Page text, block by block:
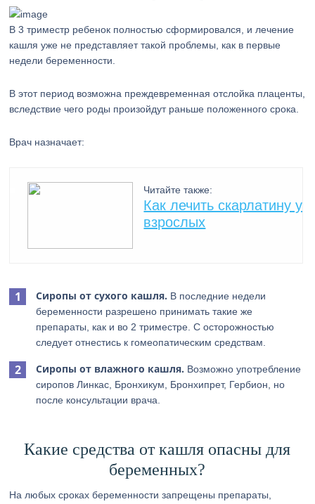
В 3 триместр ребенок полностью сформировался, и лечение
кашля уже не представляет такой проблемы, как в первые
недели беременности.
В этот период возможна преждевременная отслойка плаценты,
вследствие чего роды произойдут раньше положенного срока.
Врач назначает:
Читайте также:
Как лечить скарлатину у
взрослых
Сиропы от сухого кашля. В последние недели
беременности разрешено принимать такие же
препараты, как и во 2 триместре. С осторожностью
следует отнестись к гомеопатическим средствам.
Сиропы от влажного кашля. Возможно употребление
сиропов Линкас, Бронхикум, Бронхипрет, Гербион, но
после консультации врача.
Какие средства от кашля опасны для
беременных?
На любых сроках беременности запрещены препараты,